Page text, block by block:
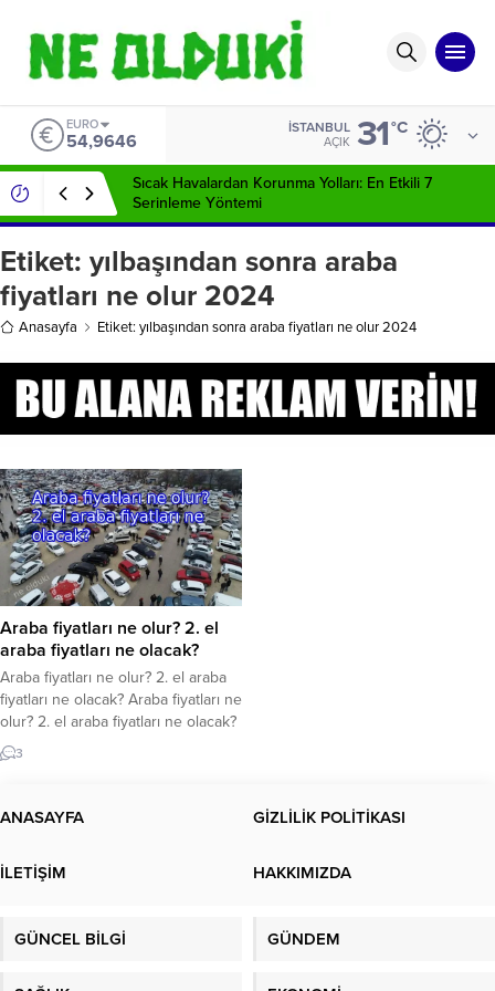
EURO
54,9646
İSTANBUL
AÇIK 31°C
Sıcak Havalardan Korunma Yolları: En Etkili 7
Serinleme Yöntemi
Etiket: yılbaşından sonra araba
fiyatları ne olur 2024
Anasayfa Etiket: yılbaşından sonra araba fiyatları ne olur 2024
Araba fiyatları ne olur? 2. el
araba fiyatları ne olacak?
Araba fiyatları ne olur? 2. el araba
fiyatları ne olacak? Araba fiyatları ne
olur? 2. el araba fiyatları ne olacak?
İkinci el araba fiyatları anketlerinde
yeniden arttı. Ülke genelinde
araştırılan bu konudaki son
düşer mi? ÖTV...
3
ANASAYFA GİZLİLİK POLİTİKASI
İLETİŞİM HAKKIMIZDA
GÜNCEL BİLGİ GÜNDEM